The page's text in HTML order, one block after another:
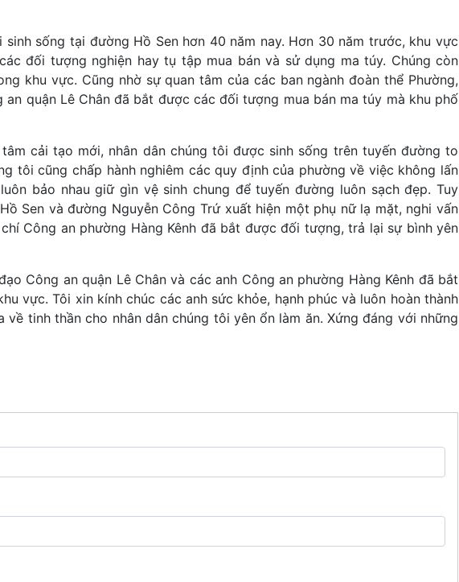
sống tại đường Hồ Sen hơn 40 năm nay. Hơn 30 năm trước, khu vực
đối tượng nghiện hay tụ tập mua bán và sử dụng ma túy. Chúng còn
khu vực. Cũng nhờ sự quan tâm của các ban ngành đoàn thể Phường,
quận Lê Chân đã bắt được các đối tượng mua bán ma túy mà khu phố
cải tạo mới, nhân dân chúng tôi được sinh sống trên tuyến đường to
tôi cũng chấp hành nghiêm các quy định của phường về việc không lấn
bảo nhau giữ gìn vệ sinh chung để tuyến đường luôn sạch đẹp. Tuy
Sen và đường Nguyễn Công Trứ xuất hiện một phụ nữ lạ mặt, nghi vấn
Công an phường Hàng Kênh đã bắt được đối tượng, trả lại sự bình yên
Công an quận Lê Chân và các anh Công an phường Hàng Kênh đã bắt
vực. Tôi xin kính chúc các anh sức khỏe, hạnh phúc và luôn hoàn thành
tinh thần cho nhân dân chúng tôi yên ổn làm ăn. Xứng đáng với những